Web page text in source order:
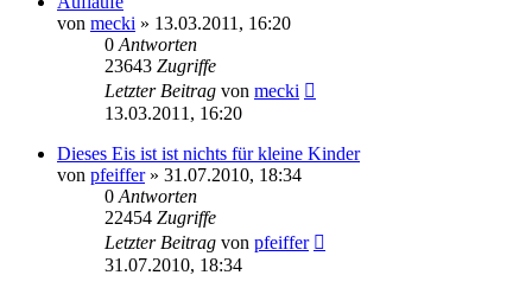
von mecki » 13.03.2011, 16:20
0 Antworten
23643 Zugriffe
Letzter Beitrag von mecki
13.03.2011, 16:20
Dieses Eis ist ist nichts für kleine Kinder
von pfeiffer» 31.07.2010, 18:34
0 Antworten
22454 Zugriffe
Letzter Beitrag von pfeiffer
31.07.2010, 18:34